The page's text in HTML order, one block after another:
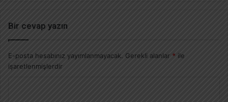
Bir cevap yazın
E-posta hesabınız yayımlanmayacak. Gerekli alanlar * ile
işaretlenmişlerdir